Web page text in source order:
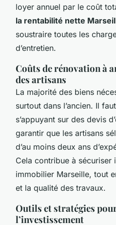
loyer annuel par le coût
la rentabilité nette
soustraire toutes les
d’entretien.
Coûts de rénovation à
des artisans
La majorité des biens
surtout dans l’ancien. Il
s’appuyant sur des devis
garantir que les artisans
d’au moins deux ans
Cela contribue à sécuriser
immobilier Marseille, tout
et la qualité des travaux.
Outils et stratégies
l’investissement